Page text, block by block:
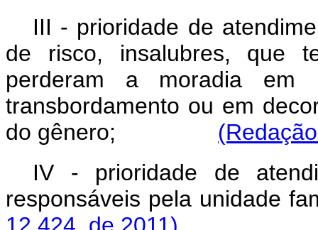
III - prioridade de
de risco, insalubres, que
perderam a moradia em
transbordamento ou em
do gênero;
IV - prioridade de
responsáveis pela unidade
12.424, de 2011)